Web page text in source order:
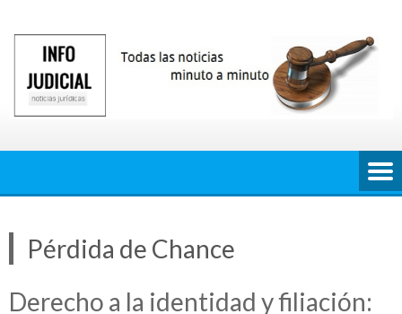
contenido
Pérdida de Chance
Derecho a la identidad y filiación: